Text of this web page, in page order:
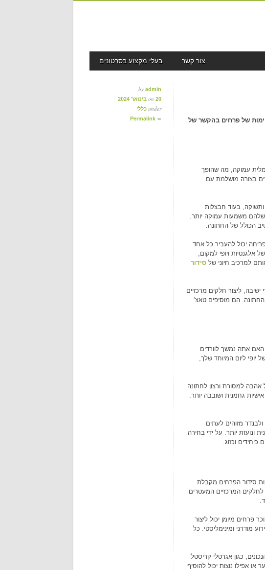
בעלי מקצוע בסרטונים צור קשר
by admin
on 20 בינואר 2024
under כללי
∞
Permalink
של פרחים בהקשר של
עמוקה, מה שהופך
בצורה מושלמת עם
ותשוקה, בעוד חבצלות
שלהם משמעות עמוקה יותר.
הכולל של החתונה.
יכול להעביר כל אחד
ויופי למקום,
למרכיב חיוני של סידור
ליצור חלקים מרכזיים
הם מוסיפים טאצ'
אתה נמשך לוורדים
ליום המיוחד שלך,
למסורת ורצון לחתונה
גחמנית ושובבה יותר.
מזוהים לעתים
ונועזת יותר. על ידי בחירה
וכזוג.
סידור הפרחים מקבלת
המרכזיים המעטרים
מיומן יכול ליצור
מודרני ומינימליסטי. כל
כגון אגרטלי קריסטל
אפילו נוצות יכול להוסיף